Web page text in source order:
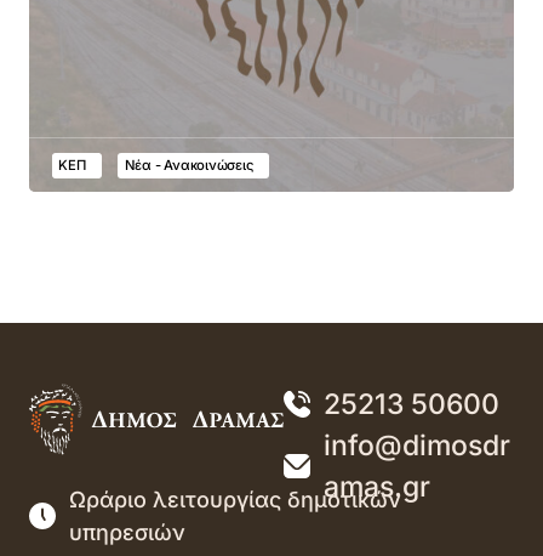
ΚΕΠ Νέα - Ανακοινώσεις
25213 50600
info@dimosdr
amas.gr
Ωράριο λειτουργίας δημοτικών
υπηρεσιών